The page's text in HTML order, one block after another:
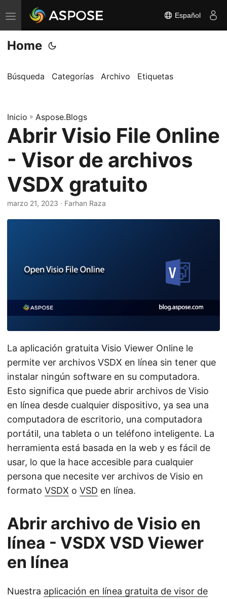
A
l
t
r
r
n
a
v
g
a
c
Español
Home
Búsqueda Categorías Archivo Etiquetas
Inicio » Aspose.Blogs
Abrir Visio File Online
- Visor de archivos
VSDX gratuito
marzo 21, 2023 · Farhan Raza
La aplicación gratuita Visio Viewer Online le
permite ver archivos VSDX en línea sin tener que
instalar ningún software en su computadora.
Esto significa que puede abrir archivos de Visio
en línea desde cualquier dispositivo, ya sea una
computadora de escritorio, una computadora
portátil, una tableta o un teléfono inteligente. La
herramienta está basada en la web y es fácil de
usar, lo que la hace accesible para cualquier
persona que necesite ver archivos de Visio en
formato VSDX o VSD en línea.
Abrir archivo de Visio en
línea - VSDX VSD Viewer
en línea
Nuestra aplicación en línea gratuita de visor de